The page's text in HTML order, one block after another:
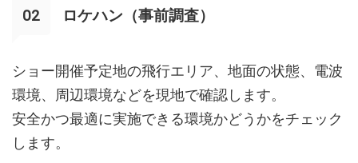
ロケハン（事前調査）
ショー開催予定地の飛行エリア、地面の状態、電波
環境、周辺環境などを現地で確認します。
安全かつ最適に実施できる環境かどうかをチェック
します。